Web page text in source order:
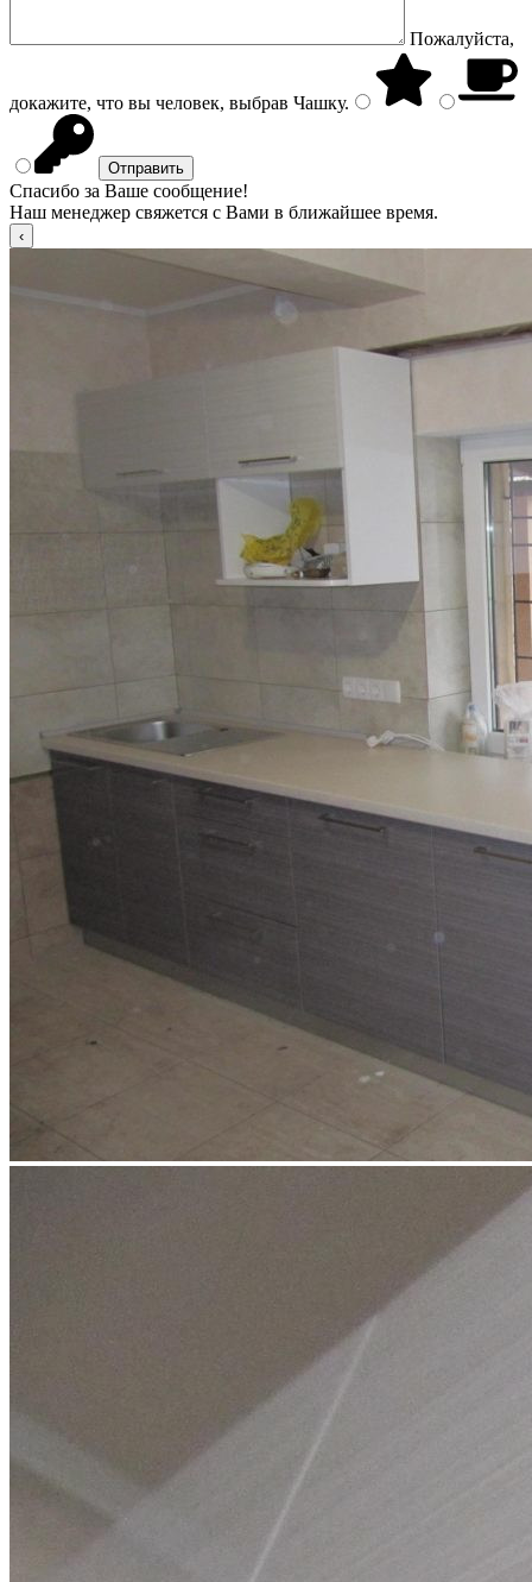
Пожалуйста,
докажите, что вы человек, выбрав Чашку.
Спасибо за Ваше сообщение!
Наш менеджер свяжется с Вами в ближайшее время.